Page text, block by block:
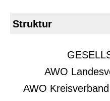
Struktur
AWO
AWO